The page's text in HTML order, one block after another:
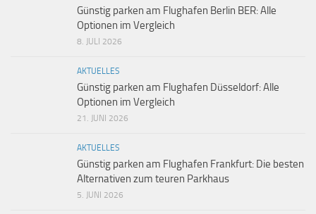
Günstig parken am Flughafen Berlin BER: Alle
Optionen im Vergleich
8. JULI 2026
AKTUELLES
Günstig parken am Flughafen Düsseldorf: Alle
Optionen im Vergleich
21. JUNI 2026
AKTUELLES
Günstig parken am Flughafen Frankfurt: Die besten
Alternativen zum teuren Parkhaus
5. JUNI 2026